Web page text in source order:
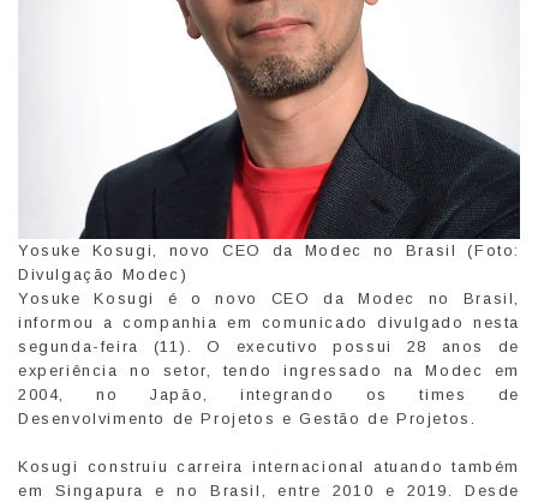
Yosuke Kosugi, novo CEO da Modec no Brasil (Foto:
Divulgação Modec)
Yosuke Kosugi é o novo CEO da Modec no Brasil,
informou a companhia em comunicado divulgado nesta
segunda-feira (11). O executivo possui 28 anos de
experiência no setor, tendo ingressado na Modec em
2004, no Japão, integrando os times de
Desenvolvimento de Projetos e Gestão de Projetos.
Kosugi construiu carreira internacional atuando também
em Singapura e no Brasil, entre 2010 e 2019. Desde